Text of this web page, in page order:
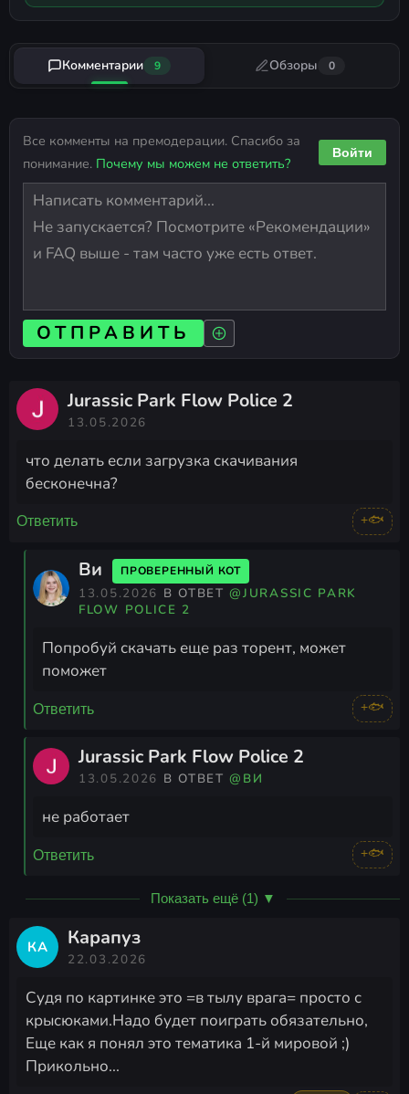
Комментарии 9 Обзоры 0
Все комменты на премодерации. Спасибо за
понимание. Почему мы можем не ответить?
Войти
ОТПРАВИТЬ
Jurassic Park Flow Police 2
13.05.2026
что делать если загрузка скачивания
бесконечна?
Ответить +🐟
Виㅤㅤㅤ ПРОВЕРЕННЫЙ КОТ
13.05.2026 В ОТВЕТ@JURASSIC PARK
FLOW POLICE 2
Попробуй скачать еще раз торент, может
поможет
Ответить +🐟
Jurassic Park Flow Police 2
13.05.2026 В ОТВЕТ@ВИㅤㅤㅤ
не работает
Ответить +🐟
Показать ещё (1) ▼
КА Карапуз
22.03.2026
Судя по картинке это =в тылу врага= просто с
крысюками.Надо будет поиграть обязательно,
Еще как я понял это тематика 1-й мировой ;)
Прикольно...